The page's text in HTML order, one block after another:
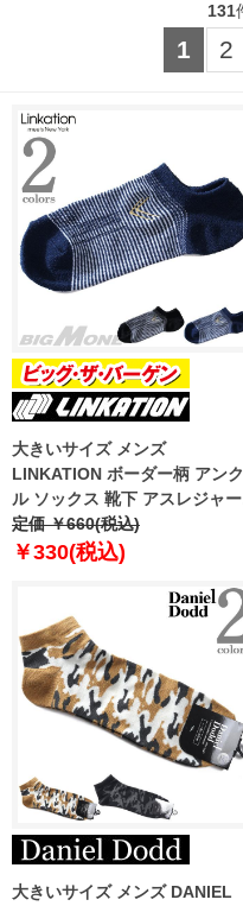
131
1 2
大きいサイズ メンズ
LINKATION ボーダー柄 アンク
ル ソックス 靴下 アスレジャー
スポーツウェア lnk-5101
定価 ￥660(税込)
￥330(税込)
大きいサイズ メンズ DANIEL